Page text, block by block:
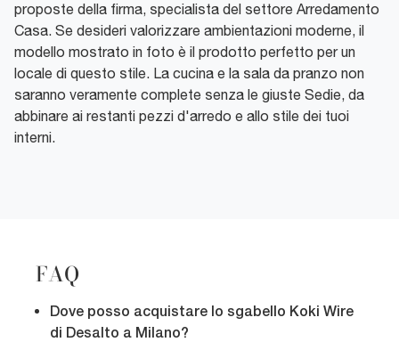
proposte della firma, specialista del settore Arredamento
Casa. Se desideri valorizzare ambientazioni moderne, il
modello mostrato in foto è il prodotto perfetto per un
locale di questo stile. La cucina e la sala da pranzo non
saranno veramente complete senza le giuste Sedie, da
abbinare ai restanti pezzi d'arredo e allo stile dei tuoi
interni.
FAQ
Dove posso acquistare lo sgabello Koki Wire
di Desalto a Milano?